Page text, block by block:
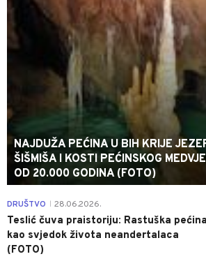
NAJDUŽA PEĆINA U BIH KRIJE
ŠIŠMIŠA I KOSTI PEĆINSKOG
OD 20.000 GODINA (FOTO)
DRUŠTVO 28.06.2026.
Teslić čuva praistoriju: Rastuška pećina
kao svjedok života neandertalaca
(FOTO)